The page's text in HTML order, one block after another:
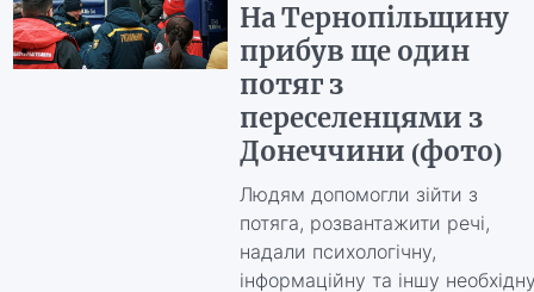
На Тернопільщину
прибув ще один
потяг з
переселенцями з
Донеччини (фото)
Людям допомогли зійти з
потяга, розвантажити речі,
надали психологічну,
інформаційну та іншу